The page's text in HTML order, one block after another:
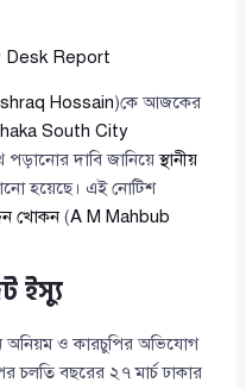
Desk Report
Ishraq Hossain)কে আজকের
South City
দাবি জানিয়েস্থানীয়
হয়েছে। এই নোটিশ
খোকন(A M Mahbub
ইস্যু
অনিয়ম ও কারচুপির অভিযোগ
বছরের ২৭ মার্চ ঢাকার